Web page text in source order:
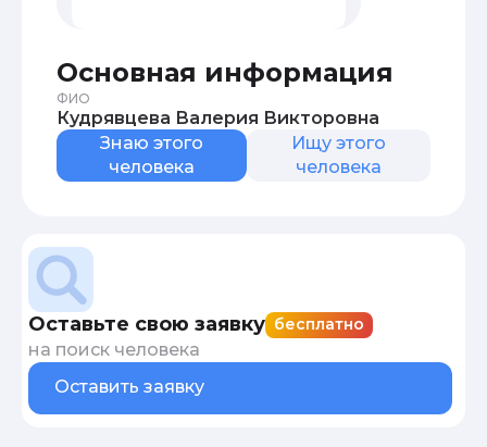
Основная информация
ФИО
Кудрявцева Валерия Викторовна
Знаю этого
человека
Ищу этого
человека
Оставьте свою заявку бесплатно
на поиск человека
Оставить заявку